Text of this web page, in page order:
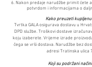
6. Nakon predaje narudžbe primit ćete
potvrdom i informacijama o
Kako preuzeti
Tvrtka GALA osigurava dostavu u
DPD službe. Troškovi dostave
koju izaberete. Vrijeme izrade
čega se vrši dostava. Narudžbe bez
adresi Tratinska ulica
Koji su podržani